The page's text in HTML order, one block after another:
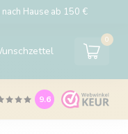
Hause ab 150 €
0
9.6